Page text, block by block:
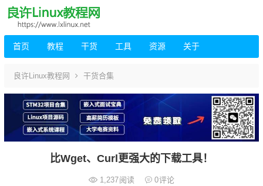
首页 教程 干货 工具 资源 关于
良许Linux教程网 干货合集
比Wget、Curl更强大的下载工具！
1,237阅读 0评论